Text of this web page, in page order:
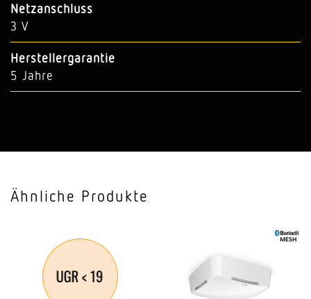
Netzanschluss
3 V
Herstellergarantie
5 Jahre
Ähnliche Produkte